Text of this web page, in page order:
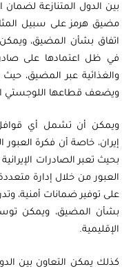
بين الدول المتنازعة لضمان
مضيق هرمز على سبيل
اتفاق بشأن المضيق،
في ظل اعتمادها على
والغذائية عبر المضيق، حيث
ويضعف قطاعها اللوجستي
ويمكن أن تشمل أي قوافل
إيران، خاصة أن فكرة العبور
بحيث تعبر الصادرات
العبور من خلال إدارة متعددة
على توفير ضمانات أمنية،
بشأن المضيق، ويمكن
الإقليمية.
كذلك يمكن التعاون بين